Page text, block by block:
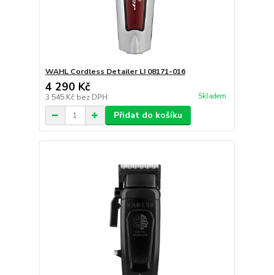
WAHL Cordless Detailer LI 08171-016
4 290 Kč
3 545 Kč bez DPH Skladem
Přidat do košíku